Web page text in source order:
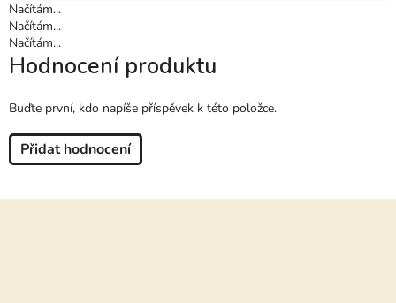
Načítám...
Načítám...
Načítám...
Hodnocení produktu
Buďte první, kdo napíše příspěvek k této položce.
Přidat hodnocení